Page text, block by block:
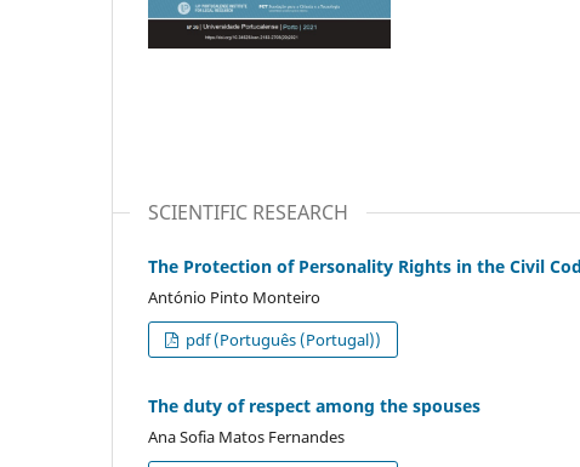
SCIENTIFIC RESEARCH
The Protection of Personality Rights in the Civil
António Pinto Monteiro
pdf (Português (Portugal))
The duty of respect among the spouses
Ana Sofia Matos Fernandes